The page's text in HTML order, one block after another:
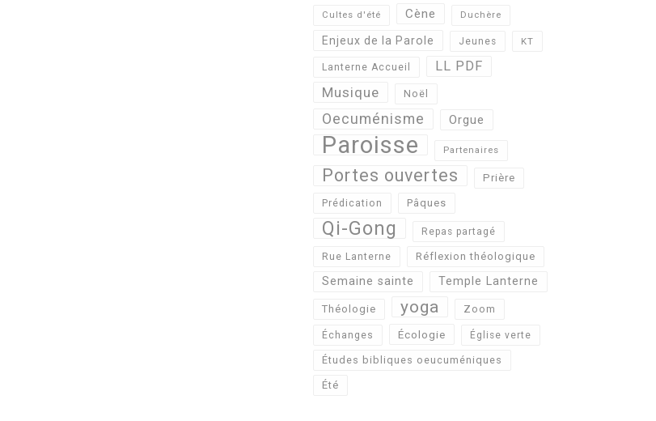
Cultes d'été Cène Duchère
Enjeux de la Parole Jeunes KT
Lanterne Accueil LL PDF
Musique Noël
Oecuménisme Orgue
Paroisse Partenaires
Portes ouvertes Prière
Prédication Pâques
Qi-Gong Repas partagé
Rue Lanterne Réflexion théologique
Semaine sainte Temple Lanterne
Théologie yoga Zoom
Échanges Écologie Église verte
Études bibliques oeucuméniques
Été